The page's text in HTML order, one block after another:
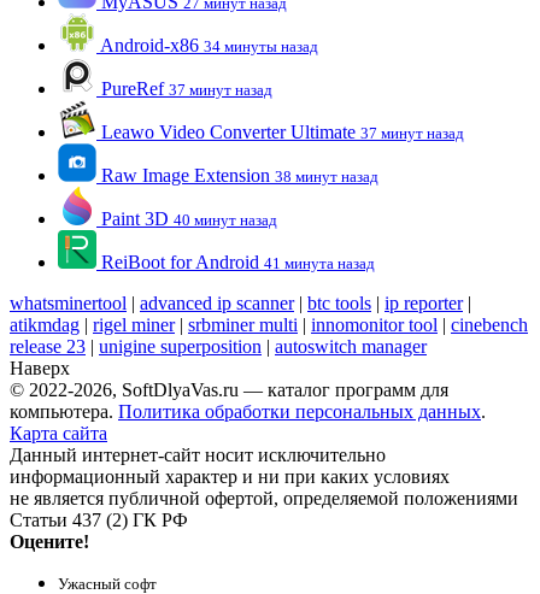
Android-x86 34 минуты назад
PureRef 37 минут назад
Leawo Video Converter Ultimate 37 минут назад
Raw Image Extension 38 минут назад
Paint 3D 40 минут назад
ReiBoot for Android 41 минута назад
whatsminertool | advanced ip scanner| btc tools | ip reporter|
atikmdag | rigel miner| srbminer multi | innomonitor tool | cinebench
release 23 | unigine superposition | autoswitch manager
Наверх
© 2022-2026, SoftDlyaVas.ru — каталог программ для
компьютера. Политика обработки персональных данных.
Карта сайта
Данный интернет-сайт носит исключительно
информационный характер и ни при каких условиях
не является публичной офертой, определяемой положениями
Статьи 437 (2) ГК РФ
Оцените!
Ужасный софт